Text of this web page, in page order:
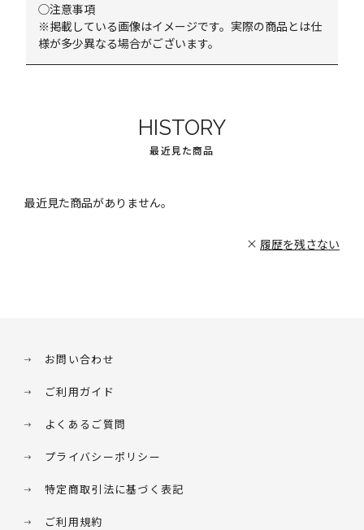
◯注意事項
※掲載している画像はイメージです。実際の商品とは仕
様が多少異なる場合がございます。
HISTORY
最近見た商品
最近見た商品がありません。
履歴を残さない
お問い合わせ
ご利用ガイド
よくあるご質問
プライバシーポリシー
特定商取引法に基づく表記
ご利用規約